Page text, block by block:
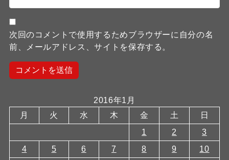
次回のコメントで使用するためブラウザーに自分の名
前、メールアドレス、サイトを保存する。
2016年1月
月
火 水 木 金 土
日
1
2
3
4
5 6 7 8 9 10